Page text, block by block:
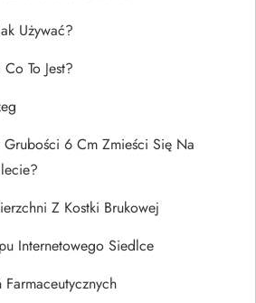
Używać?
To Jest?
6 Cm Zmieści Się Na
Z Kostki Brukowej
Internetowego Siedlce